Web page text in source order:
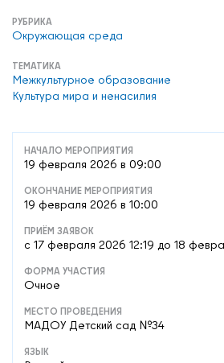
РУБРИКА
Окружающая среда
ТЕМАТИКА
Межкультурное образование
Культура мира и ненасилия
НАЧАЛО МЕРОПРИЯТИЯ
19 февраля 2026 в 09:00
ОКОНЧАНИЕ МЕРОПРИЯТИЯ
19 февраля 2026 в 10:00
ПРИЁМ ЗАЯВОК
c 17 февраля 2026 12:19 до 18
ФОРМА УЧАСТИЯ
Очное
МЕСТО ПРОВЕДЕНИЯ
МАДОУ Детский сад №34
ЯЗЫК